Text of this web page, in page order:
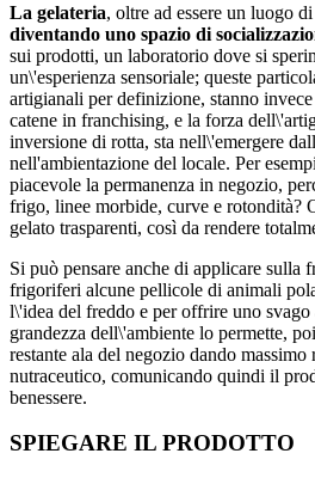
La gelateria, oltre ad essere un luogo
diventando uno spazio di
sui prodotti, un laboratorio dove si
un\'esperienza sensoriale; queste
artigianali per definizione, stanno
catene in franchising, e la forza
inversione di rotta, sta nell\'emergere
nell'ambientazione del locale. Per
piacevole la permanenza in negozio,
frigo, linee morbide, curve e rotondità?
gelato trasparenti, così da rendere
Si può pensare anche di applicare sulla
frigoriferi alcune pellicole di animali
l\'idea del freddo e per offrire uno
grandezza dell\'ambiente lo permette,
restante ala del negozio dando
nutraceutico, comunicando quindi il
benessere.
SPIEGARE IL PRODOTTO